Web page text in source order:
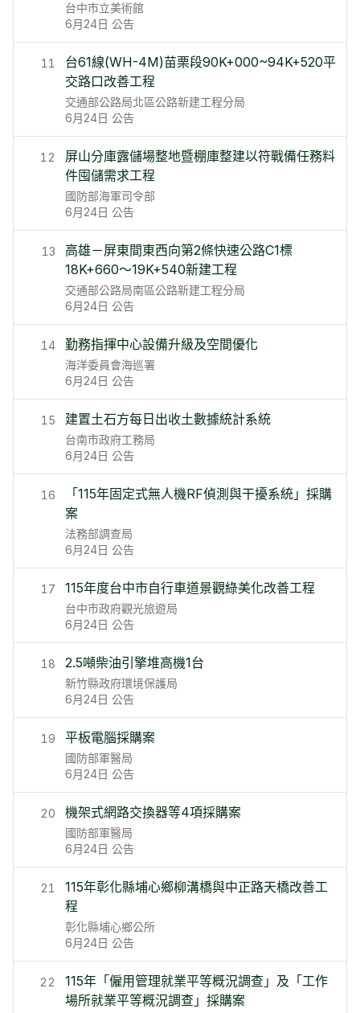
台中市立美術館
6月24日 公告
11
台61線(WH-4M)苗栗段90K+000~94K+520平
交路口改善工程
交通部公路局北區公路新建工程分局
6月24日 公告
12
屏山分庫露儲場整地暨棚庫整建以符戰備任務料
件囤儲需求工程
國防部海軍司令部
6月24日 公告
13
高雄－屏東間東西向第2條快速公路C1標
18K+660～19K+540新建工程
交通部公路局南區公路新建工程分局
6月24日 公告
14 勤務指揮中心設備升級及空間優化
海洋委員會海巡署
6月24日 公告
15 建置土石方每日出收土數據統計系統
台南市政府工務局
6月24日 公告
16
「115年固定式無人機RF偵測與干擾系統」採購
案
法務部調查局
6月24日 公告
17 115年度台中市自行車道景觀綠美化改善工程
台中市政府觀光旅遊局
6月24日 公告
18 2.5噸柴油引擎堆高機1台
新竹縣政府環境保護局
6月24日 公告
19 平板電腦採購案
國防部軍醫局
6月24日 公告
20 機架式網路交換器等4項採購案
國防部軍醫局
6月24日 公告
21
115年彰化縣埔心鄉柳溝橋與中正路天橋改善工
程
彰化縣埔心鄉公所
6月24日 公告
22
115年「僱用管理就業平等概況調查」及「工作
場所就業平等概況調查」採購案